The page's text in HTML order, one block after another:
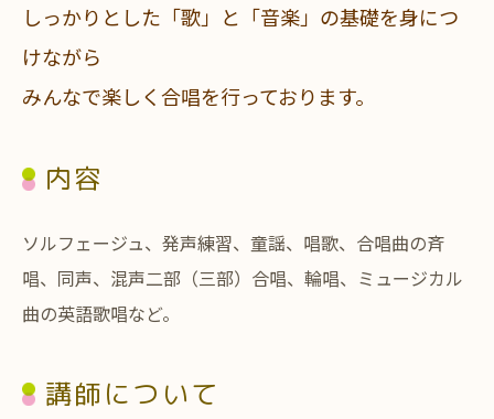
しっかりとした「歌」と「音楽」の基礎を身につ
けながら
みんなで楽しく合唱を行っております。
内容
ソルフェージュ、発声練習、童謡、唱歌、合唱曲の斉
唱、同声、混声二部（三部）合唱、輪唱、ミュージカル
曲の英語歌唱など。
講師について